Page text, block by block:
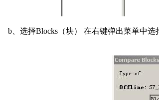
b、选择Blocks（块） 在右键弹出菜单中选